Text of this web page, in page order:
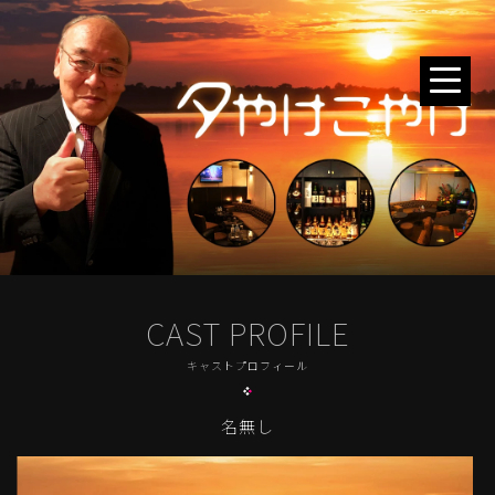
CAST PROFILE
キャストプロフィール
名無し